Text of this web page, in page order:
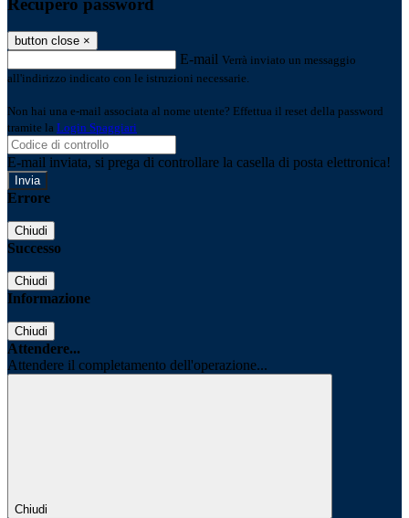
button close ×
E-mail Verrà inviato un messaggio
all'indirizzo indicato con le istruzioni necessarie.
Non hai una e-mail associata al nome utente? Effettua il reset della password
tramite la Login Spaggiari
E-mail inviata, si prega di controllare la casella di posta elettronica!
Errore
Chiudi
Successo
Chiudi
Informazione
Chiudi
Attendere...
Attendere il completamento dell'operazione...
Chiudi